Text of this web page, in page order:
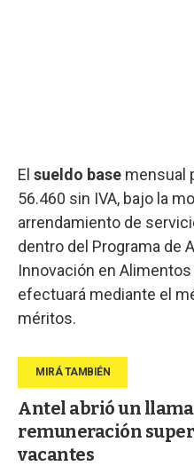
El sueldo base mensual
56.460 sin IVA, bajo la
arrendamiento de
dentro del Programa de
Innovación en
efectuará mediante el
méritos.
Antel abrió un
remuneración
vacantes